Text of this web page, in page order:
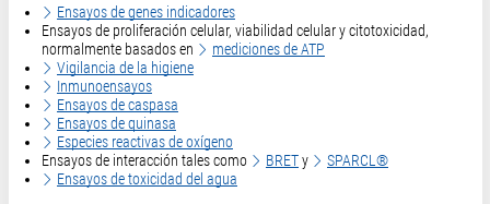
Ensayos de genes indicadores
Ensayos de proliferación celular, viabilidad celular y citotoxicidad,
normalmente basados en
mediciones de ATP
Vigilancia de la higiene
Inmunoensayos
Ensayos de caspasa
Ensayos de quinasa
Especies reactivas de oxígeno
Ensayos de interacción tales como
BRETy
SPARCL®
Ensayos de toxicidad del agua